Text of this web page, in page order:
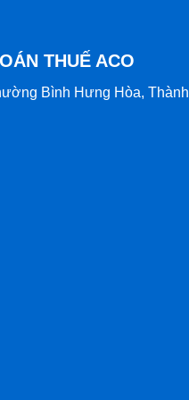
THUẾ ACO
Bình Hưng Hòa, Thành